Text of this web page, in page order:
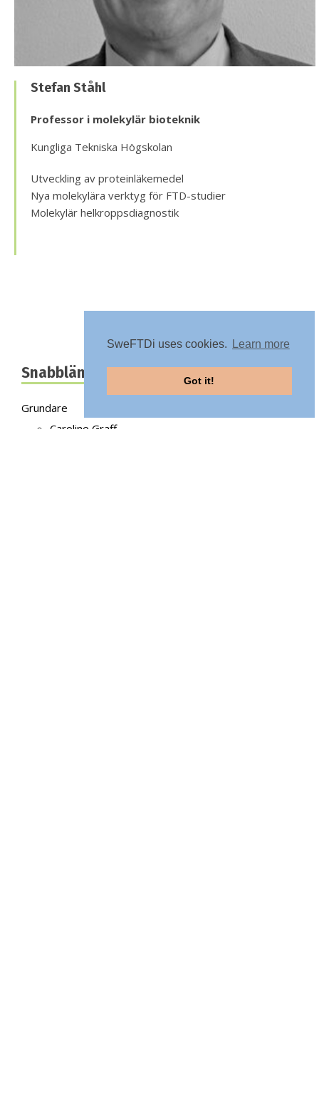
SweFTDi uses cookies. Learn more
Got it!
Snabblänkar
Grundare
Caroline Graff
Stefan Ståhl
Professor i molekylär bioteknik
Kungliga Tekniska Högskolan
Utveckling av proteinläkemedel
Nya molekylära verktyg för FTD-studier
Molekylär helkroppsdiagnostik